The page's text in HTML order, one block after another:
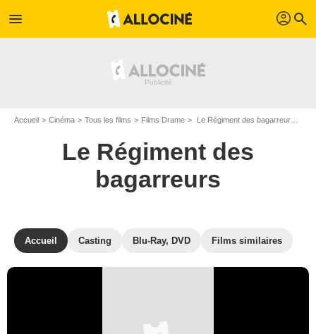
menu profil search
Accueil Cinéma Tous les films Films Drame Le Régiment des bagarreurs de William Keighley
Le Régiment des
bagarreurs
Accueil Casting Blu-Ray, DVD Films similaires